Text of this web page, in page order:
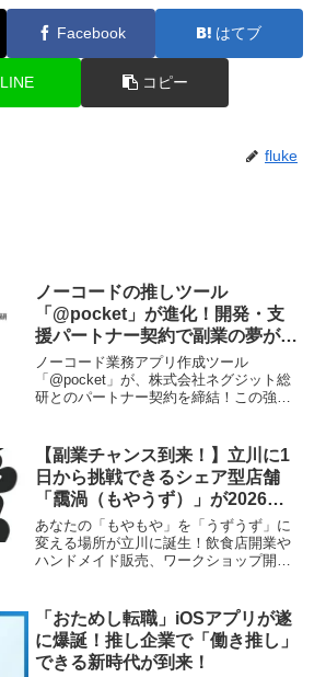
Facebook はてブ
LINE コピー
fluke
ノーコードの推しツール
「@pocket」が進化！開発・支
援パートナー契約で副業の夢が加
速するチャンス！
ノーコード業務アプリ作成ツール
「@pocket」が、株式会社ネグジット総
研とのパートナー契約を締結！この強力
ーコード開発の可能性が大きく広がりま
す。副業で新しいアプリ開発に挑戦した
いあなたにとって、まさに推し活を後押
しする朗報です！
【副業チャンス到来！】立川に1
日から挑戦できるシェア型店舗
「靄渦（もやうず）」が2026年8
月オープン！
あなたの「もやもや」を「うずうず」に
変える場所が立川に誕生！飲食店開業や
ハンドメイド販売、ワークショップ開催
ご紹介します。
「おためし転職」iOSアプリが遂
に爆誕！推し企業で「働き推し」
できる新時代が到来！